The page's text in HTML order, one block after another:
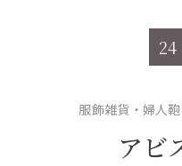
24
服飾雑貨・婦人
アビ